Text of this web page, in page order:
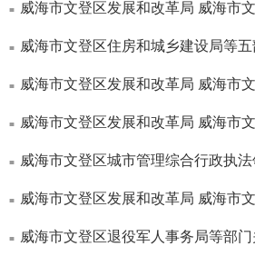
威海市文登区发展和改革局 威海市文登区财政局 威海市文登区水利局
威海市文登区住房和城乡建设局等五部门关于印发《威海市文登区住房保
威海市文登区发展和改革局 威海市文登区财政局 威海市文登区水利局
威海市文登区发展和改革局 威海市文登区财政局 威海市文登区教育
威海市文登区城市管理综合行政执法领域信用
威海市文登区发展和改革局 威海市文登区财政局关于文登区公办高
威海市文登区退役军人事务局等部门关于贯彻落实《威海市贯彻落实〈山